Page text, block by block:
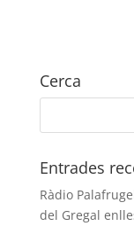
Cerca
Entrades
Ràdio
del Gregal